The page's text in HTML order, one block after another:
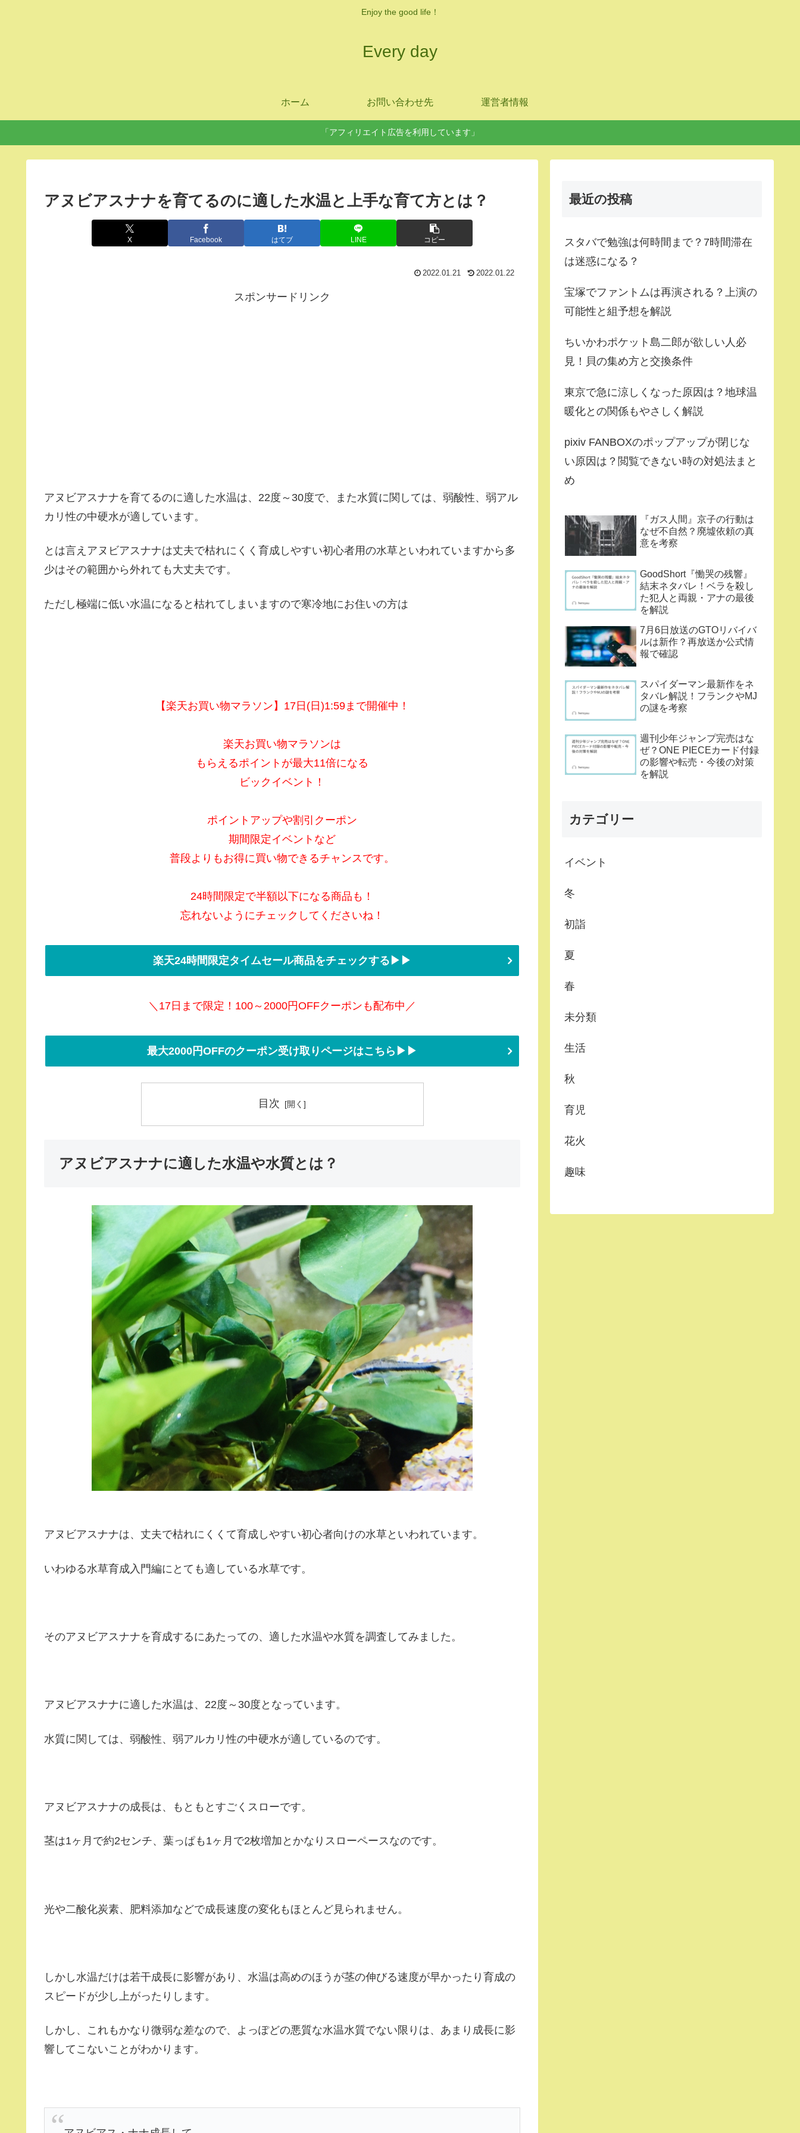
Enjoy the good life！
Every day
ホーム お問い合わせ先 運営者情報
「アフィリエイト広告を利用しています」
アヌビアスナナを育てるのに適した水温と上手な育て方とは？
X Facebook はてブ LINE コピー
2022.01.21 2022.01.22
スポンサードリンク
アヌビアスナナを育てるのに適した水温は、22度～30度で、また水質に関しては、弱酸性、弱アル
カリ性の中硬水が適しています。
とは言えアヌビアスナナは丈夫で枯れにくく育成しやすい初心者用の水草といわれていますから多
少はその範囲から外れても大丈夫です。
ただし極端に低い水温になると枯れてしまいますので寒冷地にお住いの方は
【楽天お買い物マラソン】17日(日)1:59まで開催中！
楽天お買い物マラソンは
もらえるポイントが最大11倍になる
ビックイベント！
ポイントアップや割引クーポン
期間限定イベントなど
普段よりもお得に買い物できるチャンスです。
24時間限定で半額以下になる商品も！
忘れないようにチェックしてくださいね！
楽天24時間限定タイムセール商品をチェックする▶▶
＼17日まで限定！100～2000円OFFクーポンも配布中／
最大2000円OFFのクーポン受け取りページはこちら▶▶
目次
アヌビアスナナに適した水温や水質とは？
アヌビアスナナは、丈夫で枯れにくくて育成しやすい初心者向けの水草といわれています。
いわゆる水草育成入門編にとても適している水草です。
そのアヌビアスナナを育成するにあたっての、適した水温や水質を調査してみました。
アヌビアスナナに適した水温は、22度～30度となっています。
水質に関しては、弱酸性、弱アルカリ性の中硬水が適しているのです。
アヌビアスナナの成長は、もともとすごくスローです。
茎は1ヶ月で約2センチ、葉っぱも1ヶ月で2枚増加とかなりスローペースなのです。
光や二酸化炭素、肥料添加などで成長速度の変化もほとんど見られません。
しかし水温だけは若干成長に影響があり、水温は高めのほうが茎の伸びる速度が早かったり育成の
スピードが少し上がったりします。
しかし、これもかなり微弱な差なので、よっぽどの悪質な水温水質でない限りは、あまり成長に影
響してこないことがわかります。
最近の投稿
スタバで勉強は何時間まで？7時間滞在
は迷惑になる？
宝塚でファントムは再演される？上演の
可能性と組予想を解説
ちいかわポケット島二郎が欲しい人必
見！貝の集め方と交換条件
東京で急に涼しくなった原因は？地球温
暖化との関係もやさしく解説
pixiv FANBOXのポップアップが閉じな
い原因は？閲覧できない時の対処法まと
め
『ガス人間』京子の行動は
なぜ不自然？廃墟依頼の真
意を考察
GoodShort『慟哭の残響』
結末ネタバレ！ベラを殺し
た犯人と両親・アナの最後
を解説
7月6日放送のGTOリバイバ
ルは新作？再放送か公式情
報で確認
スパイダーマン最新作をネ
タバレ解説！フランクやMJ
の謎を考察
週刊少年ジャンプ完売はな
ぜ？ONE PIECEカード付録
の影響や転売・今後の対策
を解説
カテゴリー
イベント
冬
初詣
夏
春
未分類
生活
秋
育児
花火
趣味